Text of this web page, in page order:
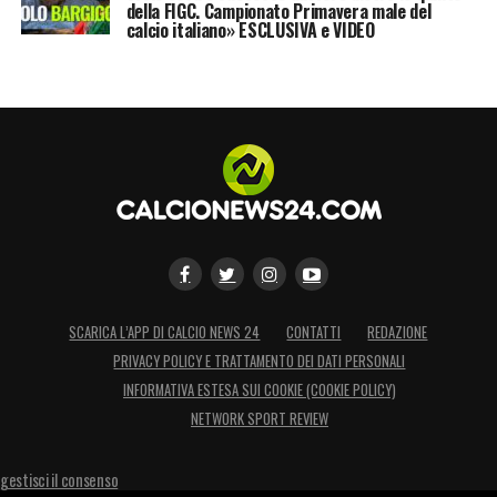
LA PLAYLIST DELLE NOSTRE TOP NEWS
della FIGC. Campionato Primavera male del
calcio italiano» ESCLUSIVA e VIDEO
SCARICA L’APP DI CALCIO NEWS 24 CONTATTI
REDAZIONE
PRIVACY POLICY E TRATTAMENTO DEI DATI PERSONALI
INFORMATIVA ESTESA SUI COOKIE (COOKIE POLICY)
NETWORK SPORT REVIEW
gestisci il consenso